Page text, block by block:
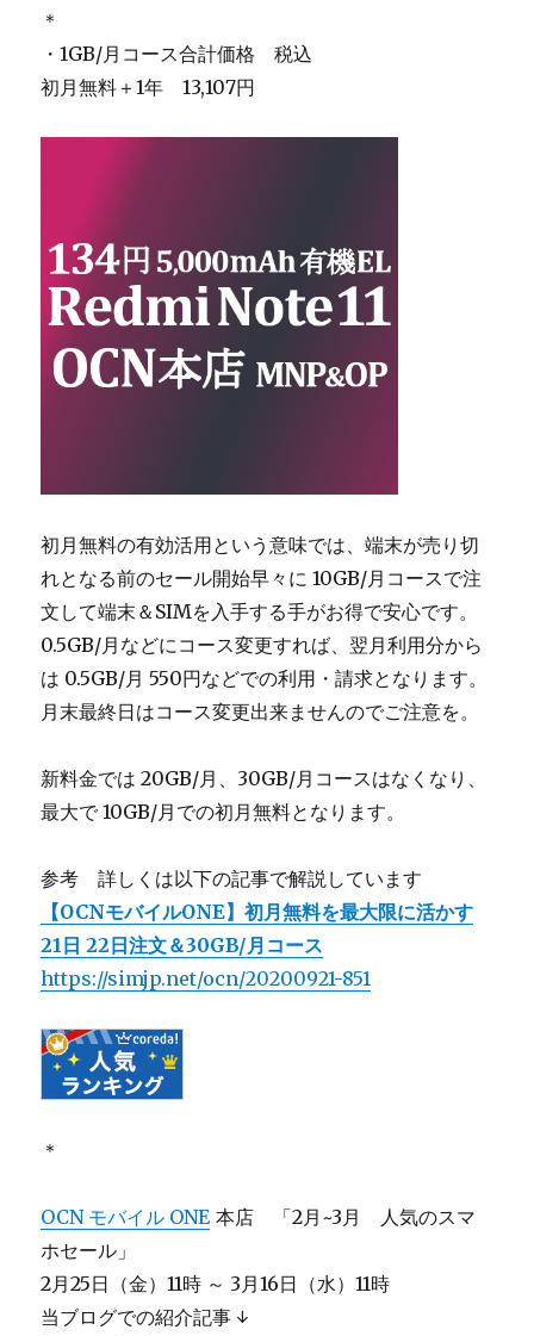
＊
・1GB/月コース合計価格 税込
初月無料＋1年 13,107円
初月無料の有効活用という意味では、端末が売り切
れとなる前のセール開始早々に 10GB/月コースで注
文して端末＆SIMを入手する手がお得で安心です。
0.5GB/月などにコース変更すれば、翌月利用分から
は 0.5GB/月 550円などでの利用・請求となります。
月末最終日はコース変更出来ませんのでご注意を。
新料金では 20GB/月、30GB/月コースはなくなり、
最大で 10GB/月での初月無料となります。
参考 詳しくは以下の記事で解説しています
【OCNモバイルONE】初月無料を最大限に活かす
21日 22日注文＆30GB/月コース
https://simjp.net/ocn/20200921-851
＊
OCN モバイル ONE 本店 「2月~3月 人気のスマ
ホセール」
2月25日（金）11時 ～ 3月16日（水）11時
当ブログでの紹介記事 ↓